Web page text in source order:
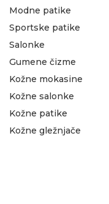
Modne patike
Sportske patike
Salonke
Gumene čizme
Kožne mokasine
Kožne salonke
Kožne patike
Kožne gležnjače